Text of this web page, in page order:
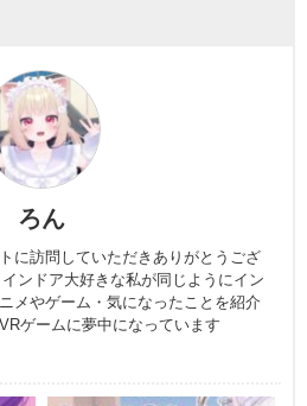
ろん
に訪問していただきありがとうござ
ンドア大好きな私が同じようにイン
メやゲーム・気になったことを紹介
ゲームに夢中になっています